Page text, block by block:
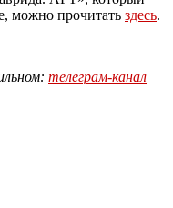
можно прочитать здесь.
телеграм-канал